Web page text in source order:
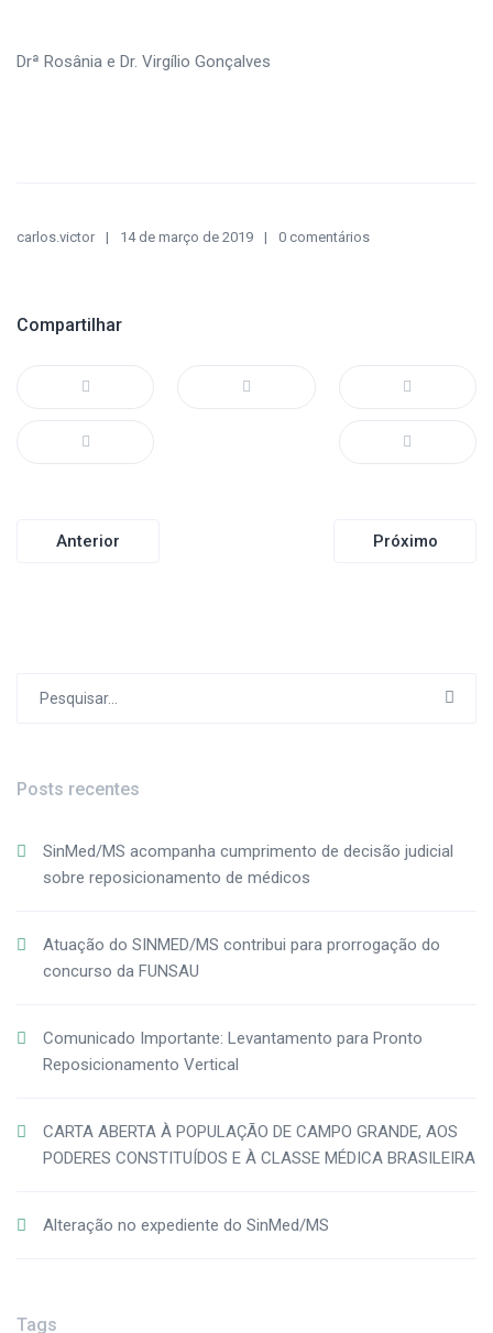
Drª Rosânia e Dr. Virgílio Gonçalves
carlos.victor 14 de março de 2019 0 comentários
Compartilhar
Navegação
Anterior Próximo
Posts recentes
SinMed/MS acompanha cumprimento de decisão judicial
sobre reposicionamento de médicos
Atuação do SINMED/MS contribui para prorrogação do
concurso da FUNSAU
Comunicado Importante: Levantamento para Pronto
Reposicionamento Vertical
CARTA ABERTA À POPULAÇÃO DE CAMPO GRANDE, AOS
PODERES CONSTITUÍDOS E À CLASSE MÉDICA BRASILEIRA
Alteração no expediente do SinMed/MS
Tags